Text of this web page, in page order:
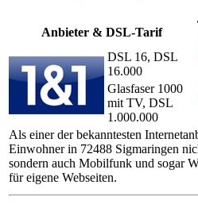
Anbieter & DSL-Tarif
DSL 16, DSL
16.000
Glasfaser 1000
mit TV, DSL
1.000.000
Als einer der bekanntesten
Einwohner in 72488 Sigmaringen
sondern auch Mobilfunk und sogar
für eigene Webseiten.